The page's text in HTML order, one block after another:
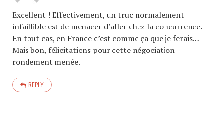
Excellent ! Effectivement, un truc normalement
infaillible est de menacer d’aller chez la concurrence.
En tout cas, en France c’est comme ça que je ferais…
Mais bon, félicitations pour cette négociation
rondement menée.
REPLY